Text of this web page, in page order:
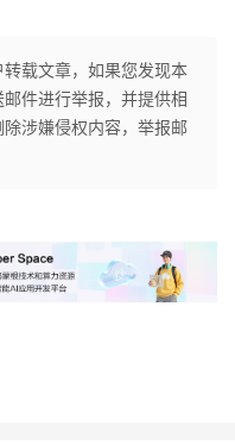
转载文章，如果您发现本
件进行举报，并提供相
涉嫌侵权内容，举报邮